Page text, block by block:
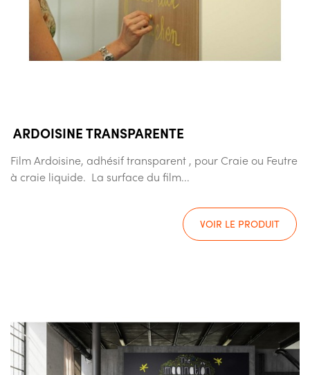
ARDOISINE TRANSPARENTE
Film Ardoisine, adhésif transparent , pour Craie ou Feutre
à craie liquide. La surface du film...
VOIR LE PRODUIT